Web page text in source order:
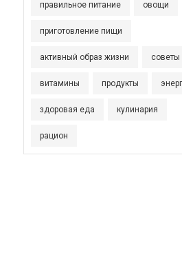
правильное питание овощи
приготовление пищи
активный образ жизни советы
витамины продукты
здоровая еда кулинария
рацион